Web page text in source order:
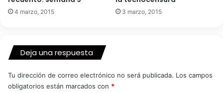
4 marzo, 2015 3 marzo, 2015
Deja una respuesta
Tu dirección de correo electrónico no será publicada. Los campos
obligatorios están marcados con *